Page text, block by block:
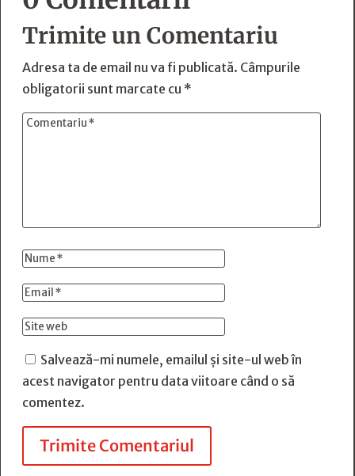
Trimite un Comentariu
Adresa ta de email nu va fi publicată. Câmpurile
obligatorii sunt marcate cu *
Salvează-mi numele, emailul și site-ul web în
acest navigator pentru data viitoare când o să
comentez.
Trimite Comentariul